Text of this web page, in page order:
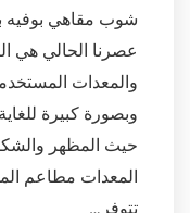
شوب مقاهي بوفيه
عصرنا الحالي هي
والمعدات
وبصورة كبيرة
حيث المظهر
المعدات مطاعم
تتوفر…